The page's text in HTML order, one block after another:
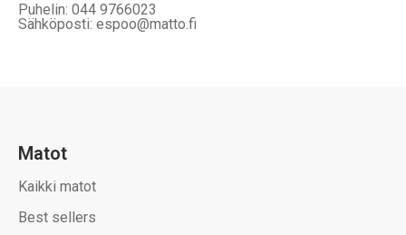
Puhelin: 044 9766023
Sähköposti: espoo@matto.fi
Matot
Kaikki matot
Best sellers